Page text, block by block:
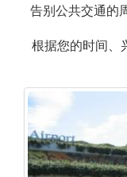
告别公共交通的
根据您的时间、